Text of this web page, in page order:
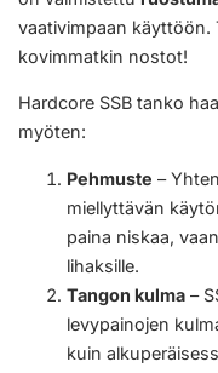
vaativimpaan käyttöön.
kovimmatkin nostot!
Hardcore SSB tanko
myöten:
Pehmuste –
miellyttävän
paina niskaa,
lihaksille.
Tangon kulma –
levypainojen
kuin